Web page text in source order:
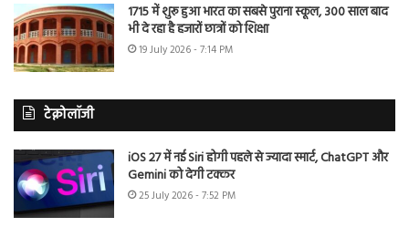
1715 में शुरू हुआ भारत का सबसे पुराना स्कूल, 300 साल बाद
भी दे रहा है हजारों छात्रों को शिक्षा
19 July 2026 - 7:14 PM
टेक्नोलॉजी
iOS 27 में नई Siri होगी पहले से ज्यादा स्मार्ट, ChatGPT और
Gemini को देगी टक्कर
25 July 2026 - 7:52 PM